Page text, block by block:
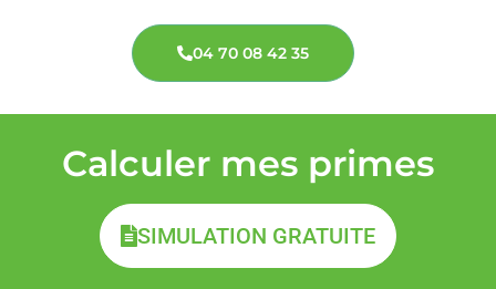
04 70 08 42 35
Calculer mes primes
SIMULATION GRATUITE